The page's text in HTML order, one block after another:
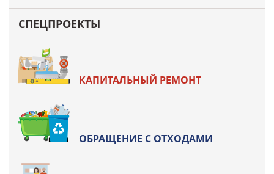
СПЕЦПРОЕКТЫ
КАПИТАЛЬНЫЙ РЕМОНТ
ОБРАЩЕНИЕ С ОТХОДАМИ